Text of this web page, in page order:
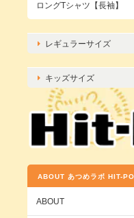
ロングTシャツ【長袖】
レギュラーサイズ
キッズサイズ
ABOUT あつめラボ HIT-
ABOUT